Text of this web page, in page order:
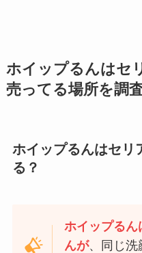
ホイップるんはセ
売ってる場所を調
ホイップるんはセリ
る？
ホイップるん
んが、同じ洗